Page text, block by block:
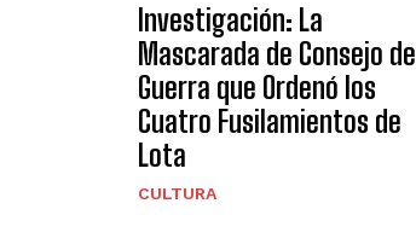
Investigación: La
Mascarada de Consejo de
Guerra que Ordenó los
Cuatro Fusilamientos de
Lota
CULTURA